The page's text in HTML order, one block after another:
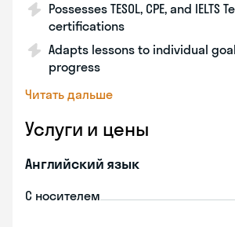
Possesses TESOL, CPE, and IELTS
certifications
Adapts lessons to individual
progress
Читать дальше
Услуги и цены
Английский язык
С носителем